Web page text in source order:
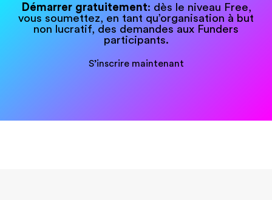
Démarrer gratuitement: dès le niveau Free,
vous soumettez, en tant qu’organisation à but
non lucratif, des demandes aux Funders
participants.
S’inscrire maintenant